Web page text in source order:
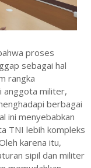
proses
sebagai hal
rangka
anggota militer,
berbagai
ini menyebabkan
TNI lebih kompleks
karena itu,
sipil dan militer